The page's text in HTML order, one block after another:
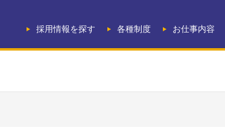
採用情報を探す 各種制度 お仕事内容